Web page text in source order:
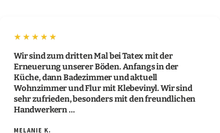
★★★★★
Wir sind zum dritten Mal bei Tatex mit der
Erneuerung unserer Böden. Anfangs in der
Küche, dann Badezimmer und aktuell
Wohnzimmer und Flur mit Klebevinyl. Wir sind
sehr zufrieden, besonders mit den freundlichen
Handwerkern …
MELANIE K.